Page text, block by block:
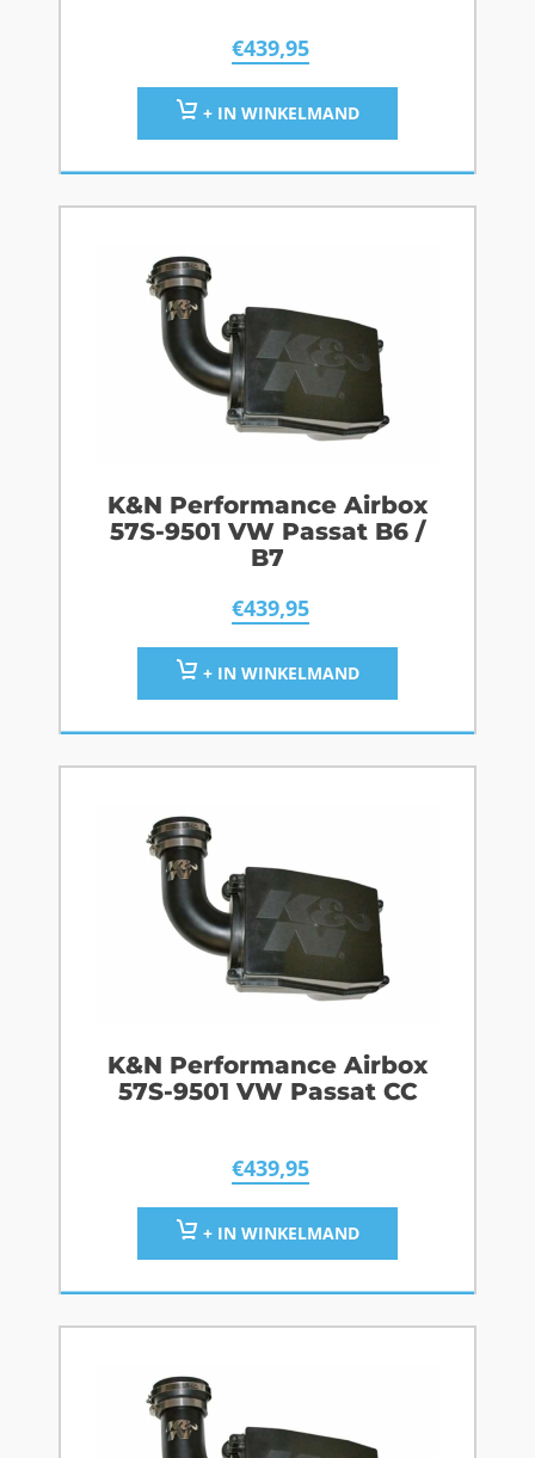
€439,95
+ IN WINKELMAND
K&N Performance Airbox
57S-9501 VW Passat B6 /
B7
€439,95
+ IN WINKELMAND
K&N Performance Airbox
57S-9501 VW Passat CC
€439,95
+ IN WINKELMAND